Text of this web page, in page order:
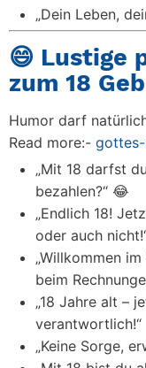
„Dein Leben,
😄 Lustige
zum 18
Humor darf
Read more:-
„Mit 18 darfst
bezahlen?“ 😂
„Endlich 18!
oder auch
„Willkommen
beim
„18 Jahre alt –
verantwortlich!“
„Keine Sorge,